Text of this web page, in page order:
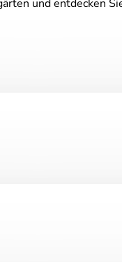
und entdecken